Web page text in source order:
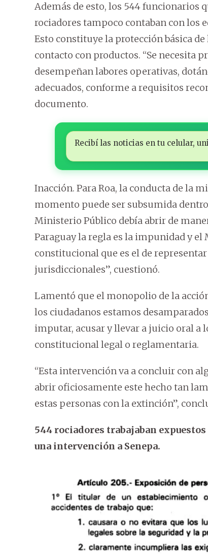
Además de esto, los 544 funcionarios
rociadores tampoco contaban con los
Esto constituye la protección básica
contacto con productos. “Se necesita
desempeñan labores operativas,
adecuados, conforme a requisitos
documento.
Recibí las noticias en tu celular,
Inacción. Para Roa, la conducta de la
momento puede ser subsumida
Ministerio Público debía abrir de
Paraguay la regla es la impunidad y
constitucional que es el de
jurisdiccionales”, cuestionó.
Lamentó que el monopolio de la
los ciudadanos estamos
imputar, acusar y llevar a juicio oral a
constitucional legal o reglamentaria.
“Esta intervención va a concluir con
abrir oficiosamente este hecho tan
estas personas con la extinción”,
544 rociadores trabajaban
una intervención a Senepa.